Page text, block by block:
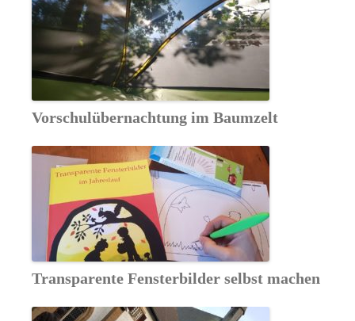
Vorschulübernachtung im Baumzelt
Transparente Fensterbilder selbst machen